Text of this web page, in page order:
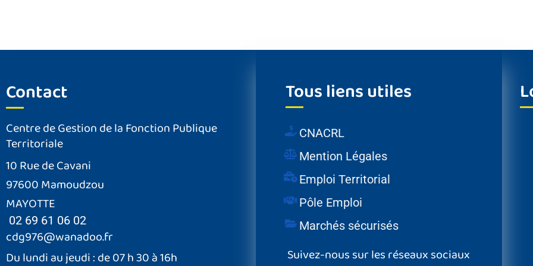
Contact
Centre de Gestion de la Fonction Publique
Territoriale
10 Rue de Cavani
97600 Mamoudzou
MAYOTTE
02 69 61 06 02
cdg976@wanadoo.fr
Du lundi au jeudi : de 07 h 30 à 16h
Tous liens utiles
CNACRL
Mention Légales
Emploi Territorial
Pôle Emploi
Marchés sécurisés
Suivez-nous sur les réseaux sociaux